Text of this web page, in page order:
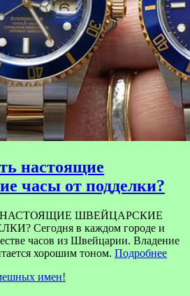
настоящие
часы от подделки?
ШВЕЙЦАРСКИЕ
Сегодня в каждом городе и
часов из Швейцарии. Владение
хорошим тоном. Подробнее